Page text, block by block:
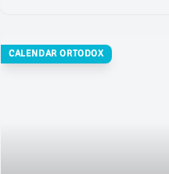
CALENDAR ORTODOX